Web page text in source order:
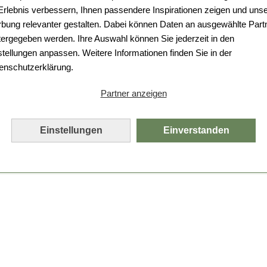
verbessern, Ihnen passendere Inspirationen zeigen und
relevanter gestalten. Dabei können Daten an ausgewählte
werden. Ihre Auswahl können Sie jederzeit in den
anpassen. Weitere Informationen finden Sie in der
Partner anzeigen
Einstellungen Einverstanden
Da ist etwas schiefgelaufen.
Leider ist ein technischer Fehler aufgetreten.
Bitte laden Sie die Seite neu.